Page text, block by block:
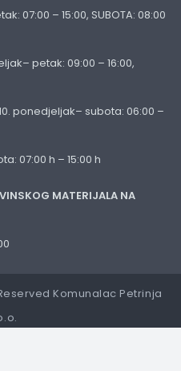
07:00 – 15:00, SUBOTA: 08:00
petak: 09:00 – 16:00,
ponedjeljak– subota: 06:00 –
07:00 h – 15:00 h
MATERIJALA NA
Komunalac Petrinja